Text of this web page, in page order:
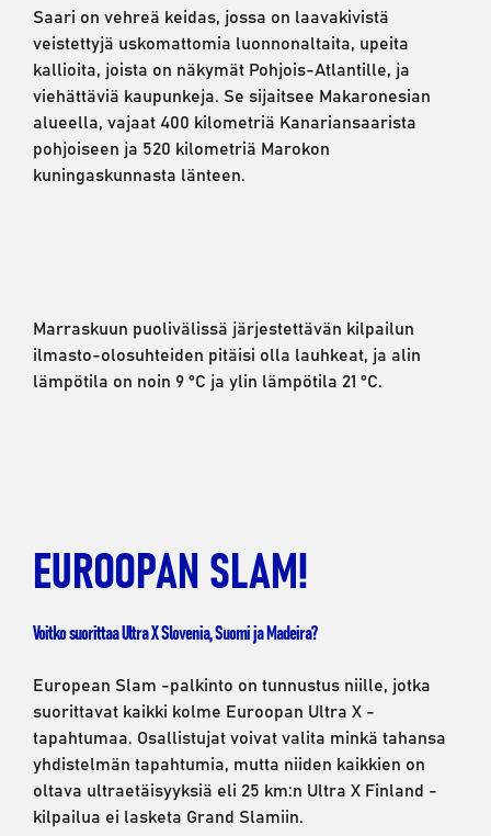
Saari on vehreä keidas, jossa on laavakivistä
veistettyjä uskomattomia luonnonaltaita, upeita
kallioita, joista on näkymät Pohjois-Atlantille, ja
viehättäviä kaupunkeja. Se sijaitsee Makaronesian
alueella, vajaat 400 kilometriä Kanariansaarista
pohjoiseen ja 520 kilometriä Marokon
kuningaskunnasta länteen.
Marraskuun puolivälissä järjestettävän kilpailun
ilmasto-olosuhteiden pitäisi olla lauhkeat, ja alin
lämpötila on noin 9 °C ja ylin lämpötila 21 °C.
EUROOPAN SLAM!
Voitko suorittaa Ultra X Slovenia, Suomi ja Madeira?
European Slam -palkinto on tunnustus niille, jotka
suorittavat kaikki kolme Euroopan Ultra X -
tapahtumaa. Osallistujat voivat valita minkä tahansa
yhdistelmän tapahtumia, mutta niiden kaikkien on
oltava ultraetäisyyksiä eli 25 km:n Ultra X Finland -
kilpailua ei lasketa Grand Slamiin.